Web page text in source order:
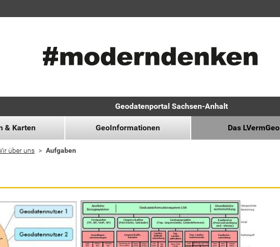
Geodatenportal Sachsen-Anhalt
& Karten GeoInformationen Das LVermGeo
über uns Aufgaben